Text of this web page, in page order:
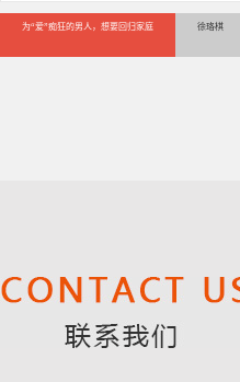
为“爱”痴狂的男人，想要回归家庭 徐珞棋